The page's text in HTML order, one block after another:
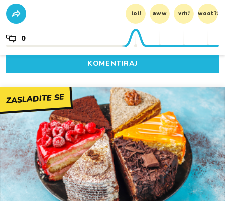
lol! aww vrh! woot?!
0
KOMENTIRAJ
ZASLADITE SE